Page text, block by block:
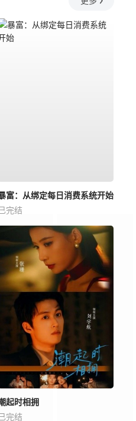
富：从绑定每日消费系统开始
完结
起时相拥
完结